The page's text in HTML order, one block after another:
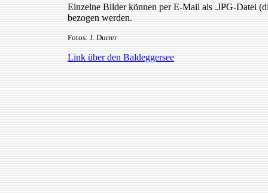
Einzelne Bilder können per E-Mail als .JPG-Datei
bezogen werden.
Fotos: J. Durrer
Link über den Baldeggersee